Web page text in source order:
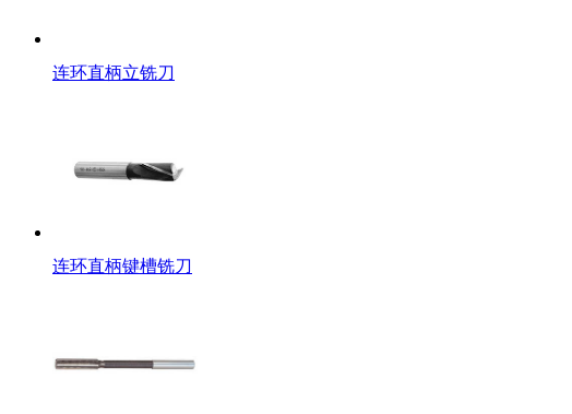
连环直柄立铣刀
连环直柄键槽铣刀